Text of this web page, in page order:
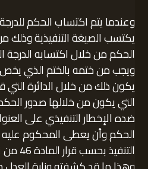
وعندما يتم اكتساب الحكم
يكتسب الصيغة التنفيذية وذلك
الحكم من خلال اكتسابه الدرجة
ويجب من ختمه بالختم الذي يخص
يكون ذلك من خلال الدائرة
التي يكون من خلالها صدور
ضده الإخطار التنفيذي على
الحكم وأن يعطى المحكوم
التنفيذ بحسب قرار المادة 46 من نظام التنفيذ الجديد.